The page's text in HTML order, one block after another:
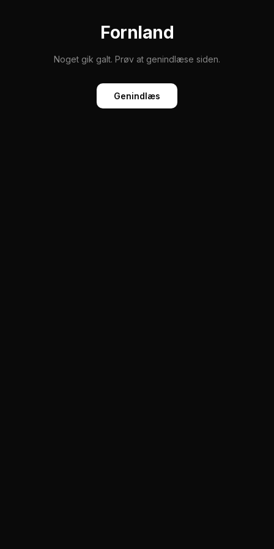
Fornland
Noget gik galt. Prøv at genindlæse siden.
Genindlæs